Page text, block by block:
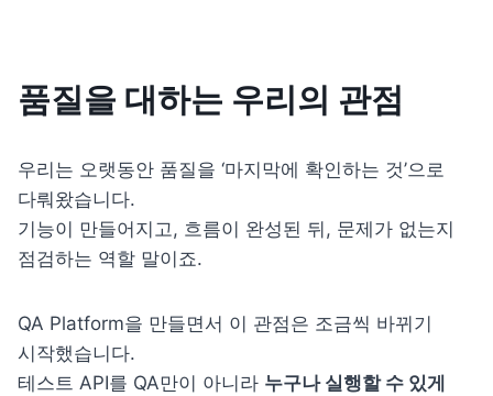
품질을 대하는 우리의 관점
우리는 오랫동안 품질을 ‘마지막에 확인하는 것’으로
다뤄왔습니다.
기능이 만들어지고, 흐름이 완성된 뒤, 문제가 없는지
점검하는 역할 말이죠.
QA Platform을 만들면서 이 관점은 조금씩 바뀌기
시작했습니다.
테스트 API를 QA만이 아니라 누구나 실행할 수 있게